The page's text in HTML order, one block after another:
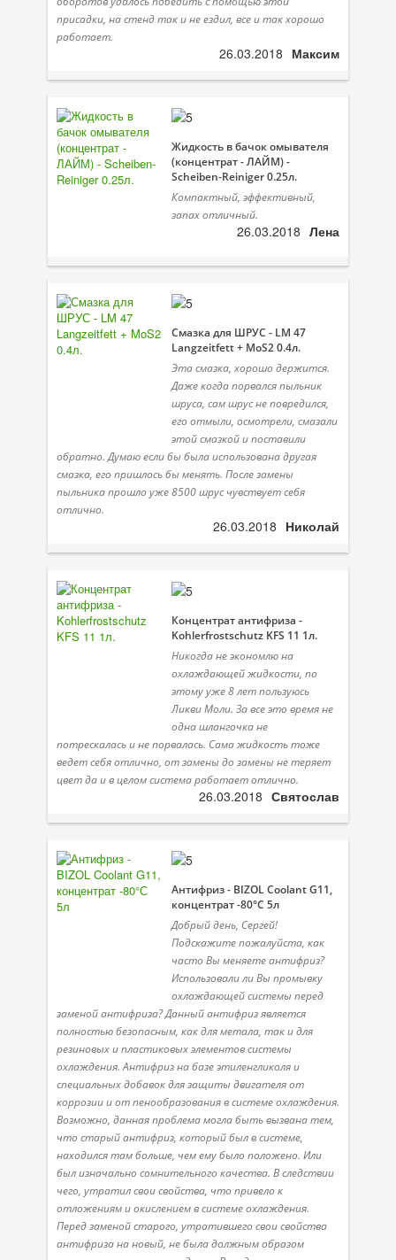
Смазки
Масла для лодочных моторов
Моторное масло для мотоцикла
Оружейное масло
Технологические жидкости
Зимняя программа
присадки, на стенд так и не ездил, все и так хорошо
работает.
26.03.2018 Максим
Жидкость в бачок омывателя
(концентрат - ЛАЙМ) -
Scheiben-Reiniger 0.25л.
Компактный, эффективный,
запах отличный.
26.03.2018 Лена
Смазка для ШРУС - LM 47
Langzeitfett + MoS2 0.4л.
Эта смазка, хорошо держится.
Даже когда порвался пыльник
шруса, сам шрус не повредился,
его отмыли, осмотрели, смазали
этой смазкой и поставили
обратно. Думаю если бы была использована другая
смазка, его пришлось бы менять. После замены
пыльника прошло уже 8500 шрус чувствует себя
отлично.
26.03.2018 Николай
Концентрат антифриза -
Kohlerfrostschutz KFS 11 1л.
Никогда не экономлю на
охлаждающей жидкости, по
этому уже 8 лет пользуюсь
Ликви Моли. За все это время не
одна шлангочка не
потрескалась и не порвалась. Сама жидкость тоже
ведет себя отлично, от замены до замены не теряет
цвет да и в целом система работает отлично.
26.03.2018 Святослав
Антифриз - BIZOL Coolant G11,
концентрат -80°С 5л
Добрый день, Сергей!
Подскажите пожалуйста, как
часто Вы меняете антифриз?
Использовали ли Вы промывку
охлаждающей системы перед
заменой антифриза? Данный антифриз является
полностью безопасным, как для метала, так и для
резиновых и пластиковых элементов системы
охлаждения. Антифриз на базе этиленгликоля и
специальных добавок для защиты двигателя от
коррозии и от пенообразования в системе охлаждения.
Возможно, данная проблема могла быть вызвана тем,
что старый антифриз, который был в системе,
находился там больше, чем ему было положено. Или
был изначально сомнительного качества. В следствии
чего, утратил свои свойства, что привело к
отложениям и окислением в системе охлаждения.
Перед заменой старого, утратившего свои свойства
антифриза на новый, не была должным образом